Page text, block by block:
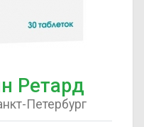
Ретард
Петербург